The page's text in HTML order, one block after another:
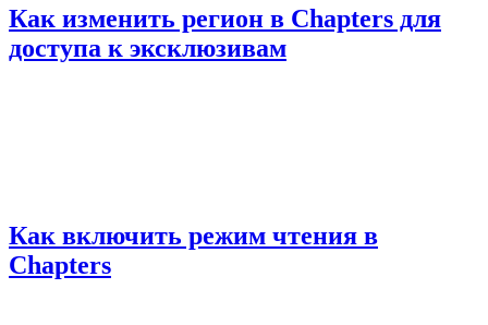
Как изменить регион в Chapters для
доступа к эксклюзивам
Как включить режим чтения в
Chapters